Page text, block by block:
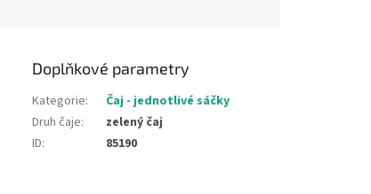
Doplňkové parametry
Kategorie:
Čaj - jednotlivé sáčky
Druh čaje:
zelený čaj
ID: 85190